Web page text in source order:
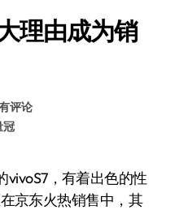
理由成为销
评论
冠
京东火热销售中，其